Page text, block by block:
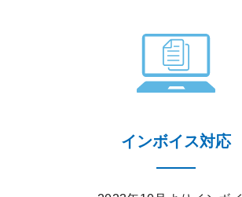
インボイス対応